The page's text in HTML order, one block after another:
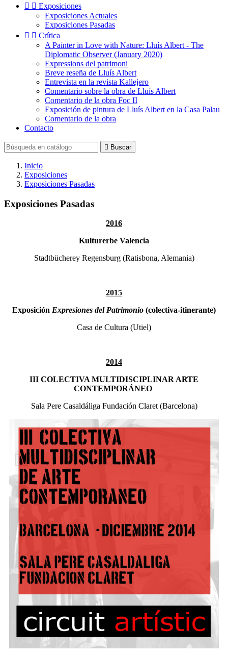
  Exposiciones
Exposiciones Actuales
Exposiciones Pasadas
  Crítica
A Painter in Love with Nature: Lluís Albert - The
Diplomatic Observer (January 2020)
Expressions del patrimoni
Breve reseña de Lluís Albert
Entrevista en la revista Kallejero
Comentario sobre la obra de Lluís Albert
Comentario de la obra Foc II
Exposición de pintura de Lluís Albert en la Casa Palau
Comentario de la obra
Contacto
 Buscar
Inicio
Exposiciones
Exposiciones Pasadas
Exposiciones Pasadas
2016
Kulturerbe Valencia
Stadtbücherey Regensburg (Ratisbona, Alemania)
2015
Exposición Expresiones del Patrimonio (colectiva-itinerante)
Casa de Cultura (Utiel)
2014
III COLECTIVA MULTIDISCIPLINAR ARTE
CONTEMPORÁNEO
Sala Pere Casaldáliga Fundación Claret (Barcelona)